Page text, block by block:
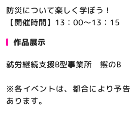
防災について楽しく学ぼう！
【開催時間】13：00～13：15
作品展示
就労継続支援B型事業所 熊のB
※各イベントは、都合により予
あります。